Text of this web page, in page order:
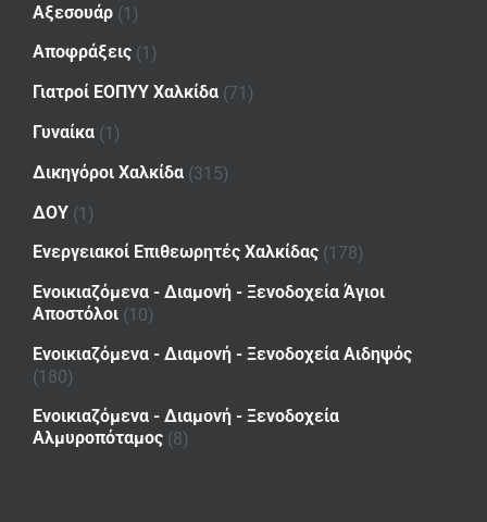
Αξεσουάρ (1)
Αποφράξεις (1)
Γιατροί ΕΟΠΥΥ Χαλκίδα (71)
Γυναίκα (1)
Δικηγόροι Χαλκίδα (315)
ΔΟΥ (1)
Ενεργειακοί Επιθεωρητές Χαλκίδας (178)
Ενοικιαζόμενα - Διαμονή - Ξενοδοχεία Άγιοι
Αποστόλοι (10)
Ενοικιαζόμενα - Διαμονή - Ξενοδοχεία Αιδηψός
(180)
Ενοικιαζόμενα - Διαμονή - Ξενοδοχεία
Αλμυροπόταμος (8)